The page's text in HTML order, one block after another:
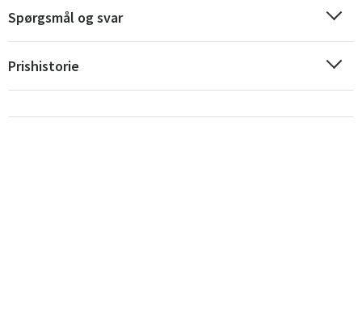
Spørgsmål og svar
Prishistorie